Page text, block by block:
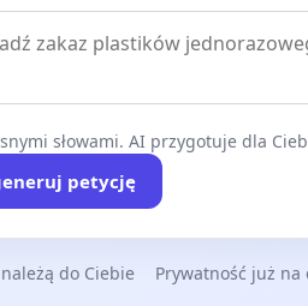
słowami. AI przygotuje dla
petycję
do Ciebie Prywatność już